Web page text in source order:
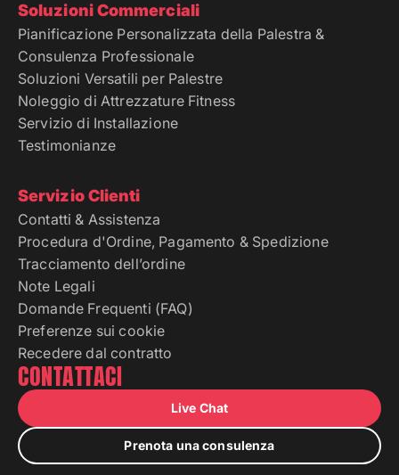
Soluzioni Commerciali
Pianificazione Personalizzata della Palestra &
Consulenza Professionale
Soluzioni Versatili per Palestre
Noleggio di Attrezzature Fitness
Servizio di Installazione
Testimonianze
Servizio Clienti
Contatti & Assistenza
Procedura d'Ordine, Pagamento & Spedizione
Tracciamento dell’ordine
Note Legali
Domande Frequenti (FAQ)
Preferenze sui cookie
Recedere dal contratto
CONTATTACI
Live Chat
Prenota una consulenza